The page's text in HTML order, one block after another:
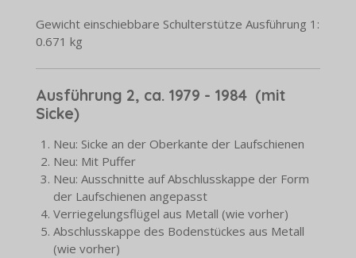
Gewicht einschiebbare Schulterstütze Ausführung 1:
0.671 kg
Ausführung 2, ca. 1979 - 1984 (mit
Sicke)
Neu: Sicke an der Oberkante der Laufschienen
Neu: Mit Puffer
Neu: Ausschnitte auf Abschlusskappe der Form
der Laufschienen angepasst
Verriegelungsflügel aus Metall (wie vorher)
Abschlusskappe des Bodenstückes aus Metall
(wie vorher)